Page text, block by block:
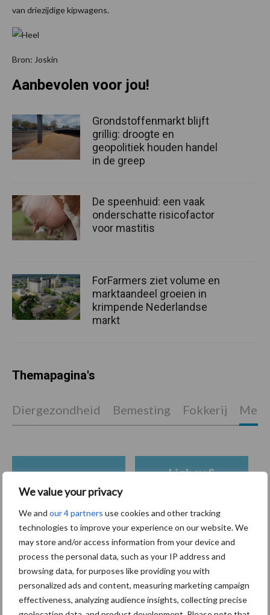
We value your privacy
We and our 4 partners use cookies and other tracking
technologies to improve your experience on our website. We
may store and/or access information from your device and
process the personal data, such as your IP address and
browsing data, for purposes like providing you with
personalized ads and content, measuring marketing campaign
effectiveness, analyzing audience insights, collecting precise
van driezijdige kipwagens.
Bron: Joskin
Primaire
Aanbevolen voor jou!
Grondstoffenmarkt blijft
grillig: droogte en
geopolitiek houden handel
in de greep
De speenhuid: een vaak
onderschatte risicofactor
voor mastitis
ForFarmers ziet volume en
marktaandeel groeien in
krimpende Nederlandse
markt
Themapagina's
Diergezondheid Bemesting Fokkerij
Ligbox &
Toon meer